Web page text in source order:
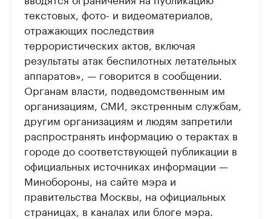
текстовых, фото- и видеоматериалов,
отражающих последствия
террористических актов, включая
результаты атак беспилотных летательных
аппаратов», — говорится в сообщении.
Органам власти, подведомственным им
организациям, СМИ, экстренным службам,
другим организациям и людям запретили
распространять информацию о терактах в
городе до соответствующей публикации в
официальных источниках информации —
Минобороны, на сайте мэра и
правительства Москвы, на официальных
страницах, в каналах или блоге мэра.